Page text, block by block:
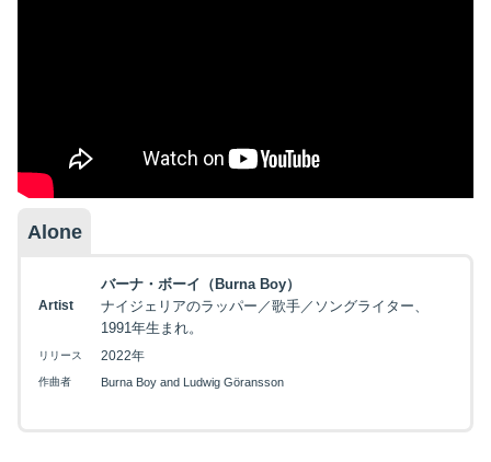
Alone
Artist
バーナ・ボーイ（Burna Boy）
ナイジェリアのラッパー／歌手／ソングライター、
1991年生まれ。
リリース 2022年
作曲者 Burna Boy and Ludwig Göransson